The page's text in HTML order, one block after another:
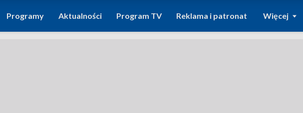
Programy Aktualności Program TV Reklama i patronat Więcej